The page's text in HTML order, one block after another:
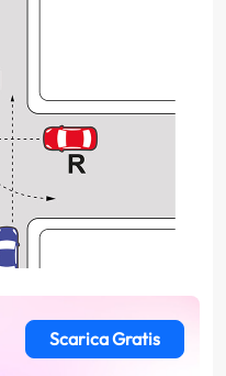
Scarica Gratis